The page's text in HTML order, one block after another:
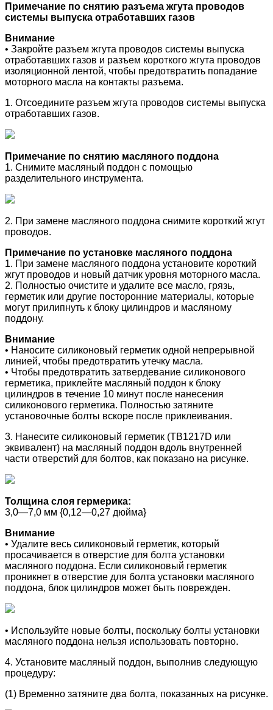
Примечание по снятию разъема жгута проводов
системы выпуска отработавших газов
Внимание
• Закройте разъем жгута проводов системы выпуска
отработавших газов и разъем короткого жгута проводов
изоляционной лентой, чтобы предотвратить попадание
моторного масла на контакты разъема.
1. Отсоедините разъем жгута проводов системы выпуска
отработавших газов.
Примечание по снятию масляного поддона
1. Снимите масляный поддон с помощью
разделительного инструмента.
2. При замене масляного поддона снимите короткий жгут
проводов.
Примечание по установке масляного поддона
1. При замене масляного поддона установите короткий
жгут проводов и новый датчик уровня моторного масла.
2. Полностью очистите и удалите все масло, грязь,
герметик или другие посторонние материалы, которые
могут прилипнуть к блоку цилиндров и масляному
поддону.
Внимание
• Наносите силиконовый герметик одной непрерывной
линией, чтобы предотвратить утечку масла.
• Чтобы предотвратить затвердевание силиконового
герметика, приклейте масляный поддон к блоку
цилиндров в течение 10 минут после нанесения
силиконового герметика. Полностью затяните
установочные болты вскоре после приклеивания.
3. Нанесите силиконовый герметик (TB1217D или
эквивалент) на масляный поддон вдоль внутренней
части отверстий для болтов, как показано на рисунке.
Толщина слоя гермерика:
3,0—7,0 мм {0,12—0,27 дюйма}
Внимание
• Удалите весь силиконовый герметик, который
просачивается в отверстие для болта установки
масляного поддона. Если силиконовый герметик
проникнет в отверстие для болта установки масляного
поддона, блок цилиндров может быть поврежден.
• Используйте новые болты, поскольку болты установки
масляного поддона нельзя использовать повторно.
4. Установите масляный поддон, выполнив следующую
процедуру:
(1) Временно затяните два болта, показанных на рисунке.